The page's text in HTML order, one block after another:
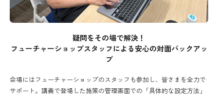
疑問をその場で解決！
フューチャーショップスタッフによる安心の対面バックアッ
プ
会場にはフューチャーショップのスタッフも参加し、皆さまを全力で
サポート。講義で登場した施策の管理画面での「具体的な設定方法」